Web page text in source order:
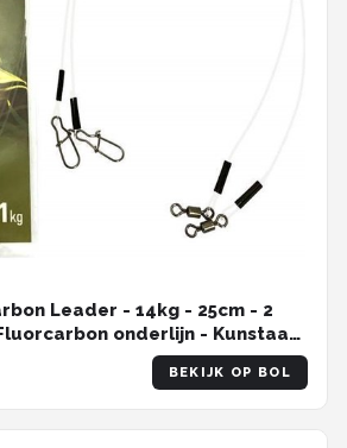
Leader - 14kg - 25cm - 2
onderlijn - Kunstaas
BEKIJK OP BOL